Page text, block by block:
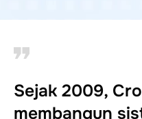
Sejak 2009,
membangun